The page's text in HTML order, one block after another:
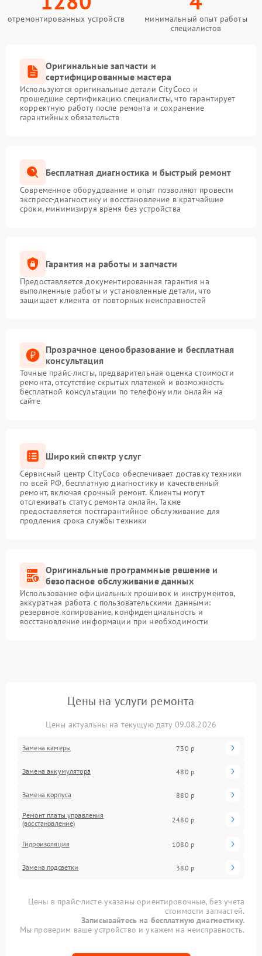
отремонтированных устройств
минимальный опыт работы
специалистов
Оригинальные запчасти и
сертифицированные мастера
Используются оригинальные детали CityCoco и
прошедшие сертификацию специалисты, что гарантирует
корректную работу после ремонта и сохранение
гарантийных обязательств
Бесплатная диагностика и быстрый ремонт
Современное оборудование и опыт позволяют провести
экспресс-диагностику и восстановление в кратчайшие
сроки, минимизируя время без устройства
Гарантия на работы и запчасти
Предоставляется документированная гарантия на
выполненные работы и установленные детали, что
защищает клиента от повторных неисправностей
Прозрачное ценообразование и бесплатная
консультация
Точные прайс-листы, предварительная оценка стоимости
ремонта, отсутствие скрытых платежей и возможность
бесплатной консультации по телефону или онлайн на
сайте
Широкий спектр услуг
Сервисный центр CityCoco обеспечивает доставку техники
по всей РФ, бесплатную диагностику и качественный
ремонт, включая срочный ремонт. Клиенты могут
отслеживать статус ремонта онлайн. Также
предоставляется постгарантийное обслуживание для
продления срока службы техники
Оригинальные программные решение и
безопасное обслуживание данных
Использование официальных прошивок и инструментов,
аккуратная работа с пользовательскими данными:
резервное копирование, конфиденциальность и
восстановление информации при необходимости
Цены на услуги ремонта
Цены актуальны на текущую дату 09.08.2026
Замена камеры 730 р
Замена аккумулятора 480 р
Замена корпуса 880 р
Ремонт платы управления
(восстановление)
2480 р
Гидроизоляция 1080 р
Замена подсветки 380 р
Цены в прайс-листе указаны ориентировочные, без учета
стоимости запчастей.
Записывайтесь на бесплатную диагностику.
Мы проверим ваше устройство и укажем на неисправность.